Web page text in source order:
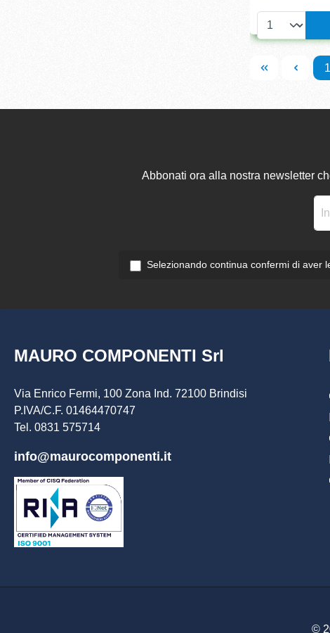
1
Abbonati ora alla nostra newsletter
Selezionando continua confermi di aver
MAURO COMPONENTI Srl
Via Enrico Fermi, 100 Zona Ind. 72100 Brindisi
P.IVA/C.F. 01464470747
Tel. 0831 575714
info@maurocomponenti.it
©